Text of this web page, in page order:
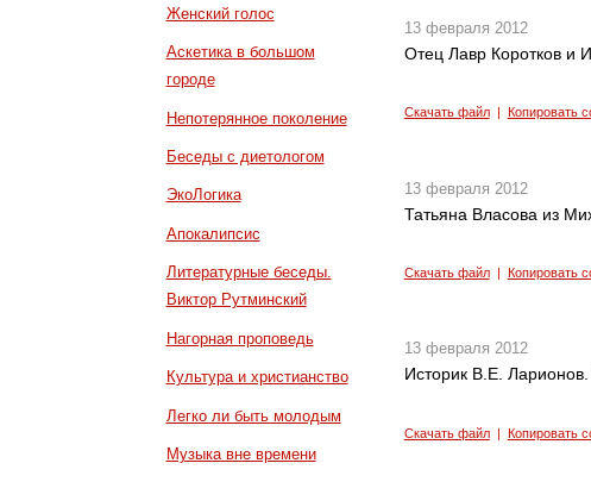
Женский голос
Аскетика в большом
городе
Непотерянное поколение
Беседы с диетологом
ЭкоЛогика
Апокалипсис
Литературные беседы.
Виктор Рутминский
Нагорная проповедь
Культура и христианство
Легко ли быть молодым
Музыка вне времени
13 февраля 2012
Отец Лавр Коротков и
Скачать файл| Копировать
13 февраля 2012
Татьяна Власова из
Скачать файл| Копировать
13 февраля 2012
Историк В.Е.
Скачать файл| Копировать